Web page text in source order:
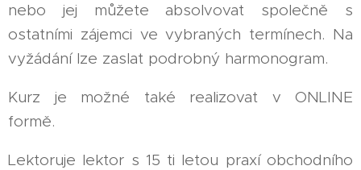
nebo jej můžete absolvovat společně s
ostatními zájemci ve vybraných termínech. Na
vyžádání lze zaslat podrobný harmonogram.
Kurz je možné také realizovat v ONLINE
formě.
Lektoruje lektor s 15 ti letou praxí obchodního